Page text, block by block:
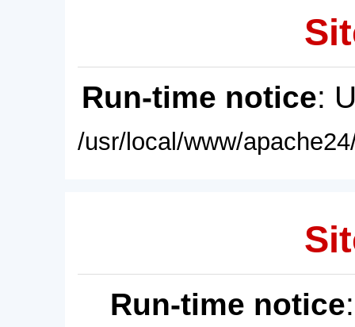
Run-time notice:
/usr/local/www/
Run-time notice